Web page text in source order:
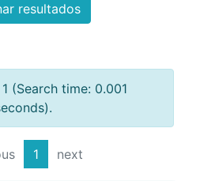
resultados
(Search time: 0.001
1 next